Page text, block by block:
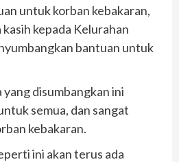
untuk korban kebakaran,
kepada Kelurahan
bantuan untuk
disumbangkan ini
semua, dan sangat
kebakaran.
ini akan terus ada